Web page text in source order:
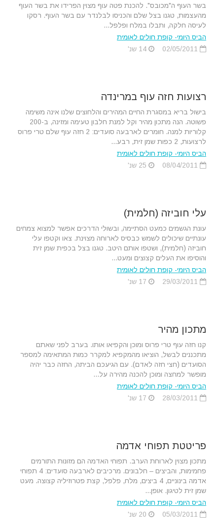
בשר העוף ה"מכובס". להכנת פטה עוף מצוין הפרידו את בשר העוף
מהעצמות, טגנו בצל שלם והכניסו לבלנדר עם בשר העוף. רסקו
לעיסה חלקה, ותבלו במלח ופלפל...
הביס היומי- קופת חולים לאומית
רצועות חזה עוף במרינדה
בישול בריא במסגרת החיים המהירים והלחוצים שלנו אינה משימה
פשוטה. הנה מתכון מהיר וקל למנת חלבון טעימה ומזינה, ב-200
קלוריות למנה. חומרים לארבעה סועדים: 2 חזה עוף שלם טרי פרוס
לרצועות, 2 כפות שמן זית, רבע...
הביס היומי- קופת חולים לאומית
עלי חוביזה (חלמית)
עונת הגשמים כמעט הסתיימה, ובשולי הדרכים אפשר למצוא צמחים
עונתיים שיכולים לשמש כבסיס לארוחה מצוינת. צאו וקטפו עלי
חוביזה (חלמית), ושטפו אותם היטב. טגנו בצל בכפית שמן זית
והוסיפו את העלים קצוצים ומעט...
הביס היומי- קופת חולים לאומית
מתכון מהיר
קנו חזה עוף טרי פרוס ומוכן והקפיאו אותו. בערב לפני שאתם
מתכננים לבשל, הוציאו מהמקפיא למקרר כמות המתאימה למספר
הסועדים (חצי חזה לאדם). עם הגיעכם הביתה, החזה כבר יהיה
מופשר למחצה ומוכן להכנה מהירה על...
הביס היומי- קופת חולים לאומית
פריטטת תפוחי אדמה
מתכון מצוין לארוחת הערב. תפוחי האדמה הם מזונות התורמים
פחמימות, והביצים – חלבונים. מרכיבים לארבעה סועדים: 4 תפוחי
אדמה בינוניים, 4 ביצים, מלח, פלפל, קצת פטרוזיליה קצוצה. מעט
שמן זית לטיגון. אופן...
הביס היומי- קופת חולים לאומית